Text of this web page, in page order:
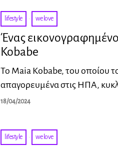
lifestyle · we love
Ένας
Kobabe
Το Maia Kobabe, του οποίου
απαγορευμένα στις ΗΠΑ,
18/04/2024
lifestyle · we love